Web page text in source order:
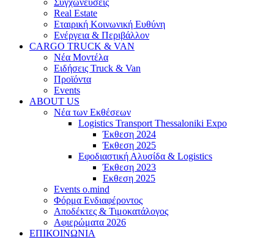
Συγχωνεύσεις
Real Estate
Εταιρική Κοινωνική Ευθύνη
Ενέργεια & Περιβάλλον
CARGO TRUCK & VAN
Νέα Μοντέλα
Ειδήσεις Truck & Van
Προϊόντα
Events
ABOUT US
Νέα των Εκθέσεων
Logistics Transport Thessaloniki Expo
Έκθεση 2024
Έκθεση 2025
Εφοδιαστική Αλυσίδα & Logistics
Έκθεση 2023
Εκθεση 2025
Events o.mind
Φόρμα Ενδιαφέροντος
Αποδέκτες & Τιμοκατάλογος
Αφιερώματα 2026
ΕΠΙΚΟΙΝΩΝΙΑ